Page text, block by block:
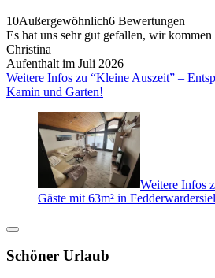
10Außergewöhnlich6 Bewertungen
Es hat uns sehr gut gefallen, wir
Christina
Aufenthalt im Juli 2026
Weitere Infos zu “Kleine Auszeit” –
Kamin und Garten!
Weitere Infos
Gäste mit 63m² in
Schöner Urlaub